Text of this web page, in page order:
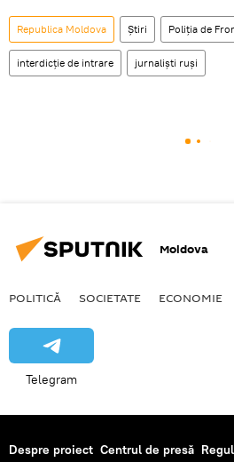
Republica Moldova Știri Poliția de
interdicție de intrare jurnaliști ruși
Moldova
POLITICĂ SOCIETATE ECONOMIE
Telegram
Despre proiect Centrul de presă